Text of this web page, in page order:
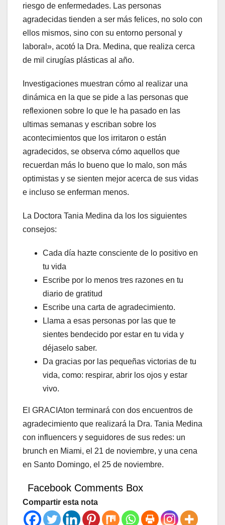
riesgo de enfermedades. Las personas
agradecidas tienden a ser más felices, no solo con
ellos mismos, sino con su entorno personal y
laboral», acotó la Dra. Medina, que realiza cerca
de mil cirugías plásticas al año.
Investigaciones muestran cómo al realizar una
dinámica en la que se pide a las personas que
reflexionen sobre lo que le ha pasado en las
ultimas semanas y escriban sobre los
acontecimientos que los irritaron o están
agradecidos, se observa cómo aquellos que
recuerdan más lo bueno que lo malo, son más
optimistas y se sienten mejor acerca de sus vidas
e incluso se enferman menos.
La Doctora Tania Medina da los los siguientes
consejos:
Cada día hazte consciente de lo positivo en
tu vida
Escribe por lo menos tres razones en tu
diario de gratitud
Escribe una carta de agradecimiento.
Llama a esas personas por las que te
sientes bendecido por estar en tu vida y
déjaselo saber.
Da gracias por las pequeñas victorias de tu
vida, como: respirar, abrir los ojos y estar
vivo.
El GRACIAton terminará con dos encuentros de
agradecimiento que realizará la Dra. Tania Medina
con influencers y seguidores de sus redes: un
brunch en Miami, el 21 de noviembre, y una cena
en Santo Domingo, el 25 de noviembre.
Facebook Comments Box
Compartir esta nota